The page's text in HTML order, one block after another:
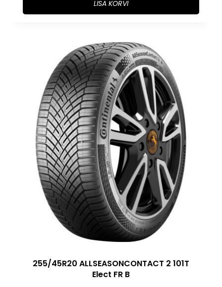
LISA KORVI
255/45R20 ALLSEASONCONTACT 2 101T
Elect FR B